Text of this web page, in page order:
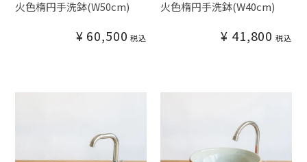
火色楕円手洗鉢(W50cm)
¥ 60,500 税込
火色楕円手洗鉢(W40cm)
¥ 41,800 税込